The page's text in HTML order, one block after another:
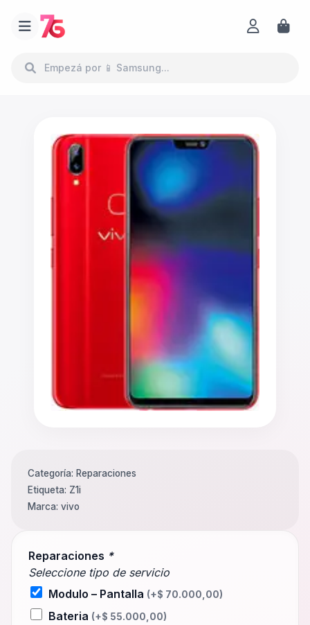
Reparaciones *
Seleccione tipo de servicio
Modulo – Pantalla (+$ 70.000,00)
Bateria (+$ 55.000,00)
Categoría: Reparaciones
Etiqueta: Z1i
Marca: vivo